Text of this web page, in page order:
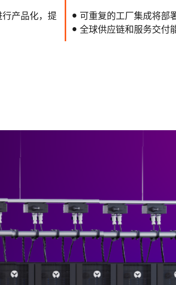
产品化，提
可重复的工厂集成将部
全球供应链和服务交付